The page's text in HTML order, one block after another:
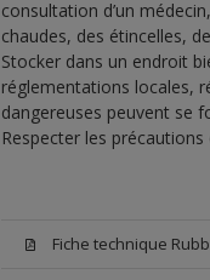
consultation d’un
chaudes, des étincelles,
Stocker dans un endroit
réglementations locales,
dangereuses peuvent se
Respecter les
Fiche technique